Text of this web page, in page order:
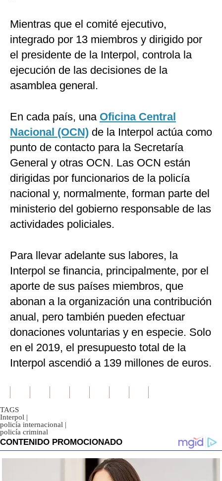
Mientras que el comité ejecutivo,
integrado por 13 miembros y dirigido por
el presidente de la Interpol, controla la
ejecución de las decisiones de la
asamblea general.
En cada país, una Oficina Central
Nacional (OCN) de la Interpol actúa como
punto de contacto para la Secretaría
General y otras OCN. Las OCN están
dirigidas por funcionarios de la policía
nacional y, normalmente, forman parte del
ministerio del gobierno responsable de las
actividades policiales.
Para llevar adelante sus labores, la
Interpol se financia, principalmente, por el
aporte de sus países miembros, que
abonan a la organización una contribución
anual, pero también pueden efectuar
donaciones voluntarias y en especie. Solo
en el 2019, el presupuesto total de la
Interpol ascendió a 139 millones de euros.
TAGS
Interpol |
policía internacional |
policía criminal